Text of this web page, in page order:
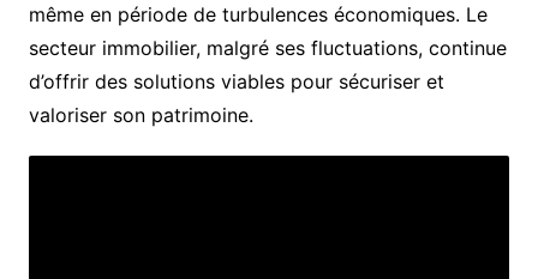
même en période de turbulences économiques. Le
secteur immobilier, malgré ses fluctuations, continue
d’offrir des solutions viables pour sécuriser et
valoriser son patrimoine.